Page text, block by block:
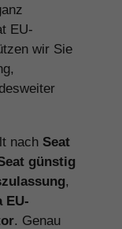
EU-
wir Sie
nach Seat
günstig
,
EU-
. Genau